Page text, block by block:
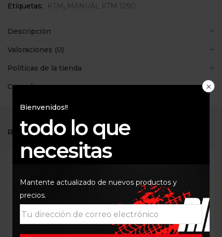
Etiquetas:
KTM, MANUAL KTM 1290
Descripción
Valoraciones (0)
Políticas de la tienda
Consultas
RELATED PRODUCTS
Bienvenidos!!
todo lo que
necesitas
Mantente actualizado de nuevos productos y
precios.